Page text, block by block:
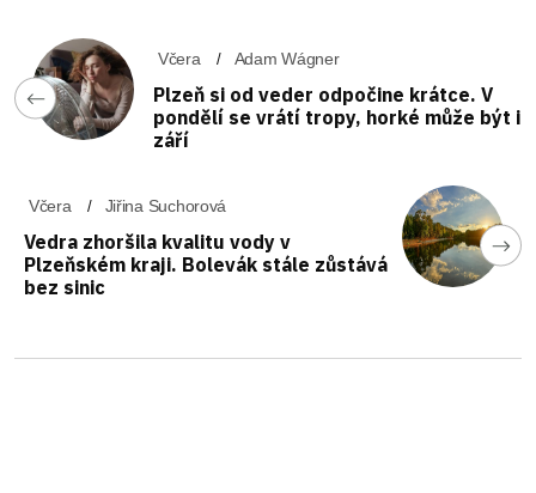
Včera Adam Wágner
Plzeň si od veder odpočine krátce. V
pondělí se vrátí tropy, horké může být i
září
Včera Jiřina Suchorová
Vedra zhoršila kvalitu vody v
Plzeňském kraji. Bolevák stále zůstává
bez sinic